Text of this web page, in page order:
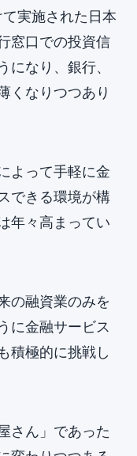
実施された日本
窓口での投資信
になり、銀行、
くなりつつあり
よって手軽に金
できる環境が構
年々高まってい
の融資業のみを
に金融サービス
積極的に挑戦し
さん」であった